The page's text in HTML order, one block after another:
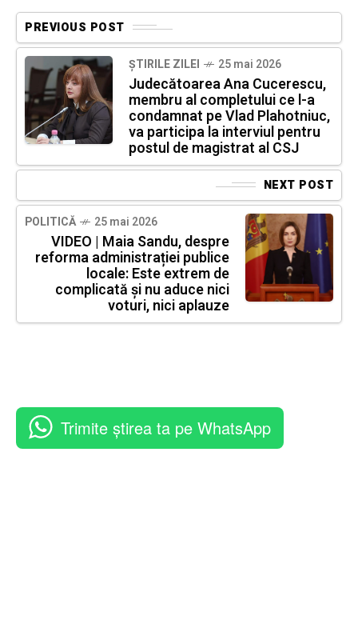
PREVIOUS POST
ȘTIRILE ZILEI 25 mai 2026
Judecătoarea Ana Cucerescu,
membru al completului ce l-a
condamnat pe Vlad Plahotniuc,
va participa la interviul pentru
postul de magistrat al CSJ
NEXT POST
POLITICĂ 25 mai 2026
VIDEO | Maia Sandu, despre
reforma administrației publice
locale: Este extrem de
complicată și nu aduce nici
voturi, nici aplauze
Trimite știrea ta pe WhatsApp